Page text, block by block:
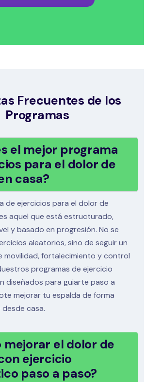
Frecuentes de los
Programas
el mejor programa
para el dolor de
casa?
de ejercicios para el dolor de
aquel que está estructurado,
y basado en progresión. No se
aleatorios, sino de seguir un
movilidad, fortalecimiento y control
programas de ejercicio
diseñados para guiarte paso a
mejorar tu espalda de forma
casa.
mejorar el dolor de
ejercicio
paso a paso?